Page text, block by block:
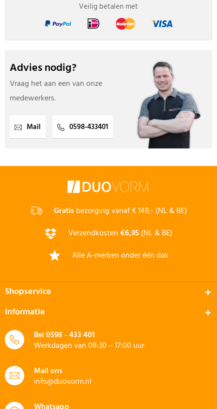
Veilig betalen met
Advies nodig?
Vraag het aan een van onze
medewerkers.
Mail 0598-433401
Gratisbezorging vanaf € 149,- (NL & BE)
Verzendkosten€6,95(NL & BE)
Alle A-merken onder één dak
Shopservice
Informatie
Bel0598 - 433 401
Werkdagen van 08:30 – 17:00 uur
Mail ons
info@duovorm.nl